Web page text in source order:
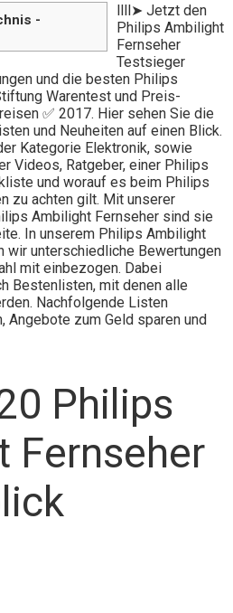
-
llll➤ Jetzt den
Philips Ambilight
Fernseher
Testsieger
und die besten Philips
Warentest und Preis-
✅ 2017. Hier sehen Sie die
und Neuheiten auf einen Blick.
Kategorie Elektronik, sowie
Videos, Ratgeber, einer Philips
und worauf es beim Philips
zu achten gilt. Mit unserer
Ambilight Fernseher sind sie
In unserem Philips Ambilight
wir unterschiedliche Bewertungen
mit einbezogen. Dabei
Bestenlisten, mit denen alle
Nachfolgende Listen
Angebote zum Geld sparen und
Philips
Fernseher